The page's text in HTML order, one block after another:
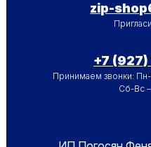
zip-
+7
Принимаем звонки:
Сб-Вс